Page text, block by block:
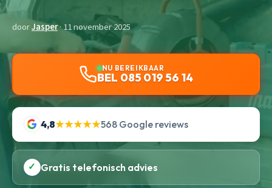
doorJasper· 11 november 2025
NU BEREIKBAAR
BEL 085 019 56 14
4,8★★★★★568 Google reviews
✓ Gratis telefonisch advies